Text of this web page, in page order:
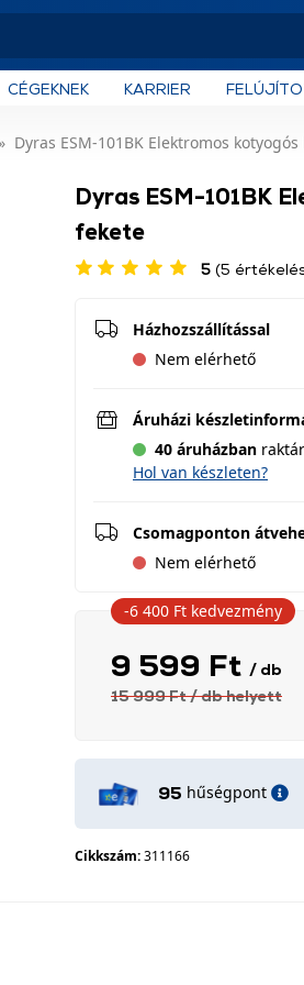
CÉGEKNEK KARRIER
Dyras ESM-101BK Elektromos
Dyras ESM-101BK
fekete
5 (5
Házhozszállítással
Nem elérhető
Áruházi
40 áruházban
Hol van készleten?
Csomagponton
Nem elérhető
9 599 Ft / db
15 999 Ft/ dbhelyett
-6 400 Ft kedvezmény
95 hűségpont
Cikkszám:311166